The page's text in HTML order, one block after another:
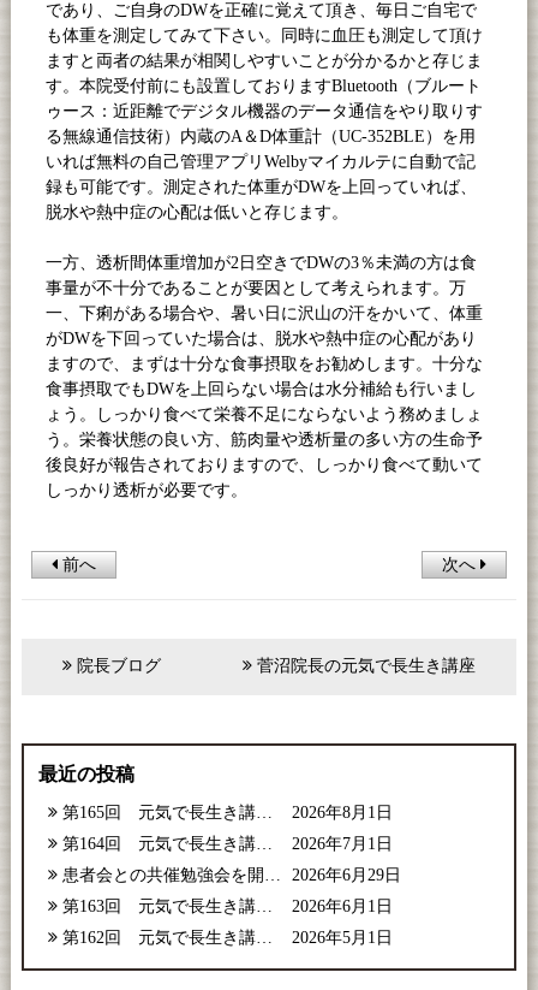
であり、ご自身のDWを正確に覚えて頂き、毎日ご自宅で
も体重を測定してみて下さい。同時に血圧も測定して頂け
ますと両者の結果が相関しやすいことが分かるかと存じま
す。本院受付前にも設置しておりますBluetooth（ブルート
ゥース：近距離でデジタル機器のデータ通信をやり取りす
る無線通信技術）内蔵のA＆D体重計（UC-352BLE）を用
いれば無料の自己管理アプリWelbyマイカルテに自動で記
録も可能です。測定された体重がDWを上回っていれば、
脱水や熱中症の心配は低いと存じます。
一方、透析間体重増加が2日空きでDWの3％未満の方は食
事量が不十分であることが要因として考えられます。万
一、下痢がある場合や、暑い日に沢山の汗をかいて、体重
がDWを下回っていた場合は、脱水や熱中症の心配があり
ますので、まずは十分な食事摂取をお勧めします。十分な
食事摂取でもDWを上回らない場合は水分補給も行いまし
ょう。しっかり食べて栄養不足にならないよう務めましょ
う。栄養状態の良い方、筋肉量や透析量の多い方の生命予
後良好が報告されておりますので、しっかり食べて動いて
しっかり透析が必要です。
前へ 次へ
菅沼院長の元気で長生き講座
院長ブログ
最近の投稿
第165回 元気で長生き講座【2026年8月号】
2026年8月1日
第164回 元気で長生き講座【2026年7月号】
2026年7月1日
患者会との共催勉強会を開催しました
2026年6月29日
第163回 元気で長生き講座【2026年6月号】
2026年6月1日
第162回 元気で長生き講座【2026年5月号】
2026年5月1日